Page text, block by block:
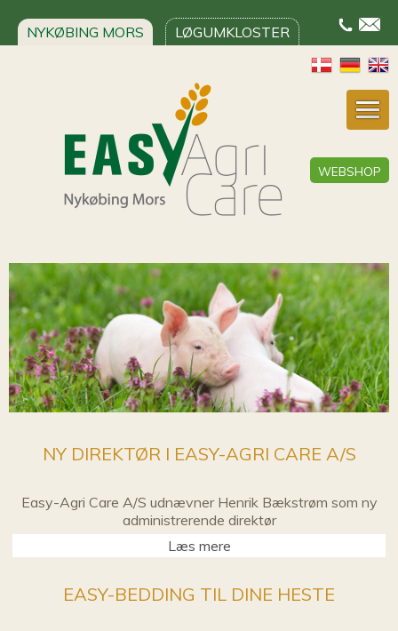
NYKØBING MORS LØGUMKLOSTER
WEBSHOP
NY DIREKTØR I EASY-AGRI CARE A/S
Easy-Agri Care A/S udnævner Henrik Bækstrøm som ny
administrerende direktør
Læs mere
EASY-BEDDING TIL DINE HESTE